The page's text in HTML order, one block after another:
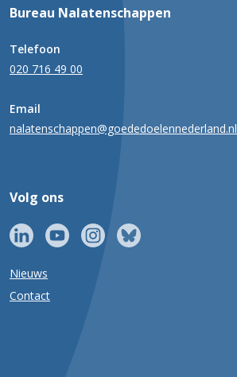
Bureau Nalatenschappen
Telefoon
020 716 49 00
Email
nalatenschappen@goededoelennederland.nl
Volg ons
Nieuws
Contact